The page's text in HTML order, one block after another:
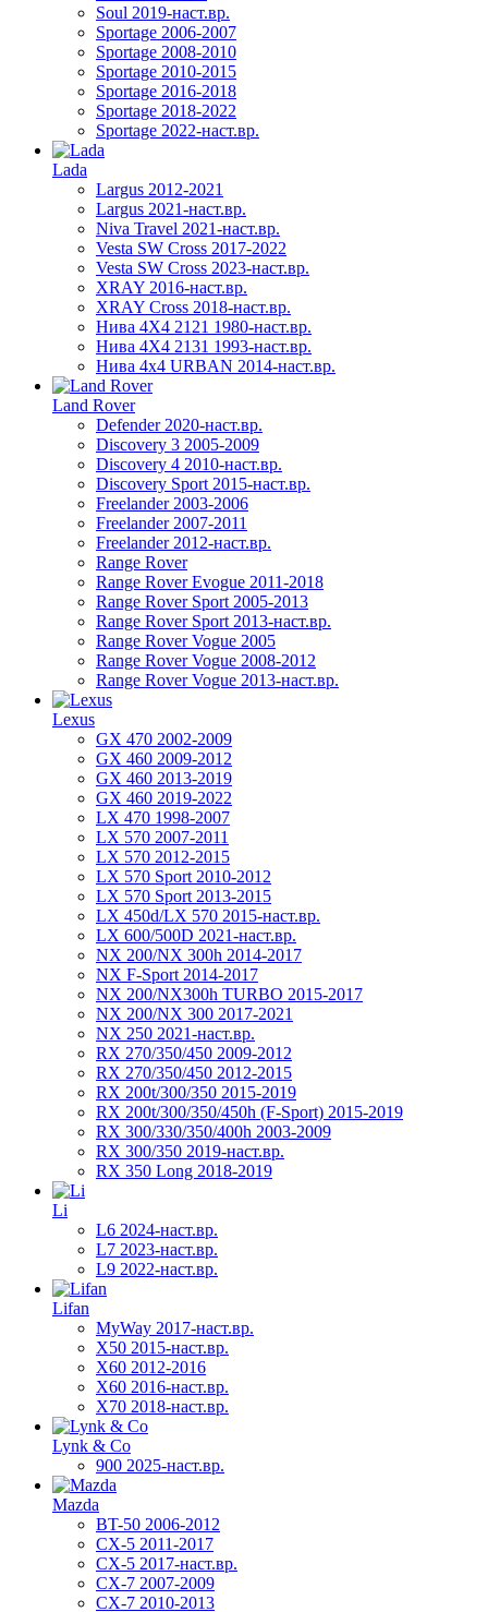
Soul 2019-наст.вр.
Sportage 2006-2007
Sportage 2008-2010
Sportage 2010-2015
Sportage 2016-2018
Sportage 2018-2022
Sportage 2022-наст.вр.
Lada
Largus 2012-2021
Largus 2021-наст.вр.
Niva Travel 2021-наст.вр.
Vesta SW Cross 2017-2022
Vesta SW Cross 2023-наст.вр.
XRAY 2016-наст.вр.
XRAY Cross 2018-наст.вр.
Нива 4X4 2121 1980-наст.вр.
Нива 4X4 2131 1993-наст.вр.
Нива 4х4 URBAN 2014-наст.вр.
Land Rover
Defender 2020-наст.вр.
Discovery 3 2005-2009
Discovery 4 2010-наст.вр.
Discovery Sport 2015-наст.вр.
Freelander 2003-2006
Freelander 2007-2011
Freelander 2012-наст.вр.
Range Rover
Range Rover Evogue 2011-2018
Range Rover Sport 2005-2013
Range Rover Sport 2013-наст.вр.
Range Rover Vogue 2005
Range Rover Vogue 2008-2012
Range Rover Vogue 2013-наст.вр.
Lexus
GX 470 2002-2009
GX 460 2009-2012
GX 460 2013-2019
GX 460 2019-2022
LX 470 1998-2007
LX 570 2007-2011
LX 570 2012-2015
LX 570 Sport 2010-2012
LX 570 Sport 2013-2015
LX 450d/LX 570 2015-наст.вр.
LX 600/500D 2021-наст.вр.
NX 200/NX 300h 2014-2017
NX F-Sport 2014-2017
NX 200/NX300h TURBO 2015-2017
NX 200/NX 300 2017-2021
NX 250 2021-наст.вр.
RX 270/350/450 2009-2012
RX 270/350/450 2012-2015
RX 200t/300/350 2015-2019
RX 200t/300/350/450h (F-Sport) 2015-2019
RX 300/330/350/400h 2003-2009
RX 300/350 2019-наст.вр.
RX 350 Long 2018-2019
Li
L6 2024-наст.вр.
L7 2023-наст.вр.
L9 2022-наст.вр.
Lifan
MyWay 2017-наст.вр.
X50 2015-наст.вр.
X60 2012-2016
X60 2016-наст.вр.
X70 2018-наст.вр.
Lynk & Co
900 2025-наст.вр.
Mazda
BT-50 2006-2012
CX-5 2011-2017
CX-5 2017-наст.вр.
CX-7 2007-2009
CX-7 2010-2013